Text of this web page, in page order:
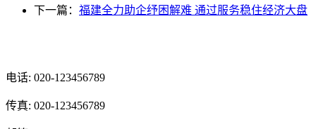
下一篇： 福建全力助企纾困解难 通过服务稳住经济大盘
电话: 020-123456789
传真: 020-123456789